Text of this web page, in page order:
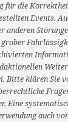
für die
Events.
anderen
Bitte klären Sie
Eine
auch